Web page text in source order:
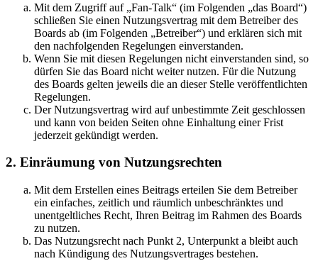
Mit dem Zugriff auf „Fan-Talk“ (im Folgenden „das Board“)
schließen Sie einen Nutzungsvertrag mit dem Betreiber des
Boards ab (im Folgenden „Betreiber“) und erklären sich mit
den nachfolgenden Regelungen einverstanden.
Wenn Sie mit diesen Regelungen nicht einverstanden sind, so
dürfen Sie das Board nicht weiter nutzen. Für die Nutzung
des Boards gelten jeweils die an dieser Stelle veröffentlichten
Regelungen.
Der Nutzungsvertrag wird auf unbestimmte Zeit geschlossen
und kann von beiden Seiten ohne Einhaltung einer Frist
jederzeit gekündigt werden.
2. Einräumung von Nutzungsrechten
Mit dem Erstellen eines Beitrags erteilen Sie dem Betreiber
ein einfaches, zeitlich und räumlich unbeschränktes und
unentgeltliches Recht, Ihren Beitrag im Rahmen des Boards
zu nutzen.
Das Nutzungsrecht nach Punkt 2, Unterpunkt a bleibt auch
nach Kündigung des Nutzungsvertrages bestehen.